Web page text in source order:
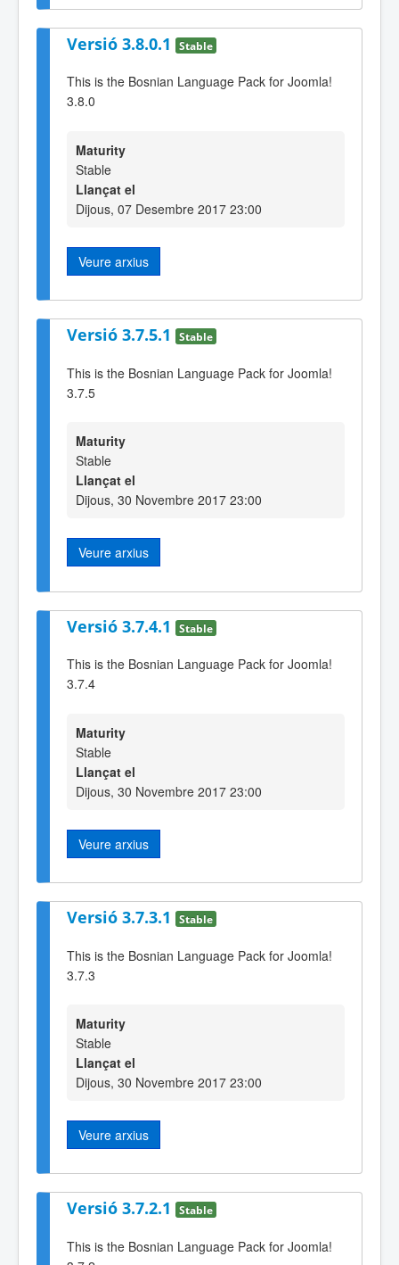
Versió 3.8.0.1 Stable
This is the Bosnian Language Pack for Joomla!
3.8.0
Maturity
Stable
Llançat el
Dijous, 07 Desembre 2017 23:00
Veure arxius
Versió 3.7.5.1 Stable
This is the Bosnian Language Pack for Joomla!
3.7.5
Maturity
Stable
Llançat el
Dijous, 30 Novembre 2017 23:00
Veure arxius
Versió 3.7.4.1 Stable
This is the Bosnian Language Pack for Joomla!
3.7.4
Maturity
Stable
Llançat el
Dijous, 30 Novembre 2017 23:00
Veure arxius
Versió 3.7.3.1 Stable
This is the Bosnian Language Pack for Joomla!
3.7.3
Maturity
Stable
Llançat el
Dijous, 30 Novembre 2017 23:00
Veure arxius
Versió 3.7.2.1 Stable
This is the Bosnian Language Pack for Joomla!